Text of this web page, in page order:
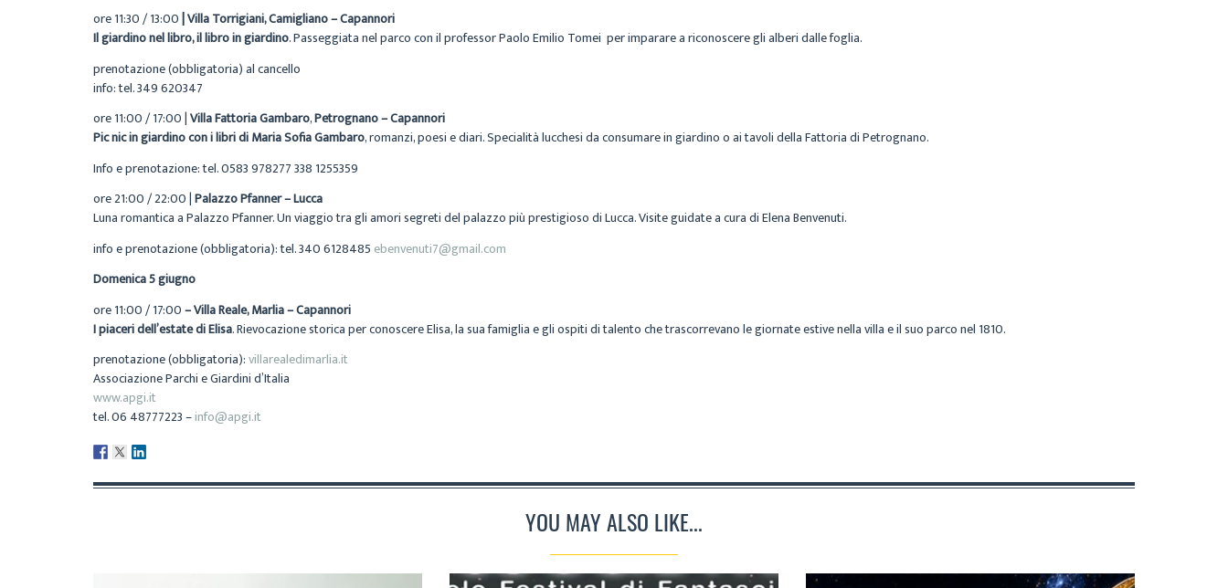
ore 11:30 / 13:00|Villa Torrigiani, Camigliano – Capannori
Il giardino nel libro, il libro in giardino.Passeggiata nel parco con il professor Paolo Emilio Tomei per imparare a riconoscere gli alberi dalle foglia.
prenotazione (obbligatoria) al cancello
info: tel. 349 620347
ore 11:00 / 17:00 |Villa Fattoria Gambaro,Petrognano – Capannori
Pic nic in giardino con i libri di Maria Sofia Gambaro, romanzi, poesi e diari.Specialità lucchesi da consumare in giardino o ai tavoli della Fattoria di Petrognano.
Info e prenotazione: tel. 0583 978277 338 1255359
ore 21:00 / 22:00 |Palazzo Pfanner– Lucca
Luna romantica a Palazzo Pfanner.Un viaggio tra gli amori segreti del palazzopiù prestigioso di Lucca. Visite guidate a cura di Elena Benvenuti.
info e prenotazione (obbligatoria): tel. 340 6128485 ebenvenuti7@gmail.com
Domenica 5 giugno
ore 11:00 / 17:00– Villa Reale, Marlia – Capannori
I piaceri dell’estate di Elisa. Rievocazione storica per conoscere Elisa, la sua famiglia e gli ospiti di talento che trascorrevano le giornate estive nella villa e il suo parco nel 1810.
prenotazione (obbligatoria):villarealedimarlia.it
Associazione Parchi e Giardini d’Italia
www.apgi.it
tel. 06 48777223 –info@apgi.it
YOU MAY ALSO LIKE...